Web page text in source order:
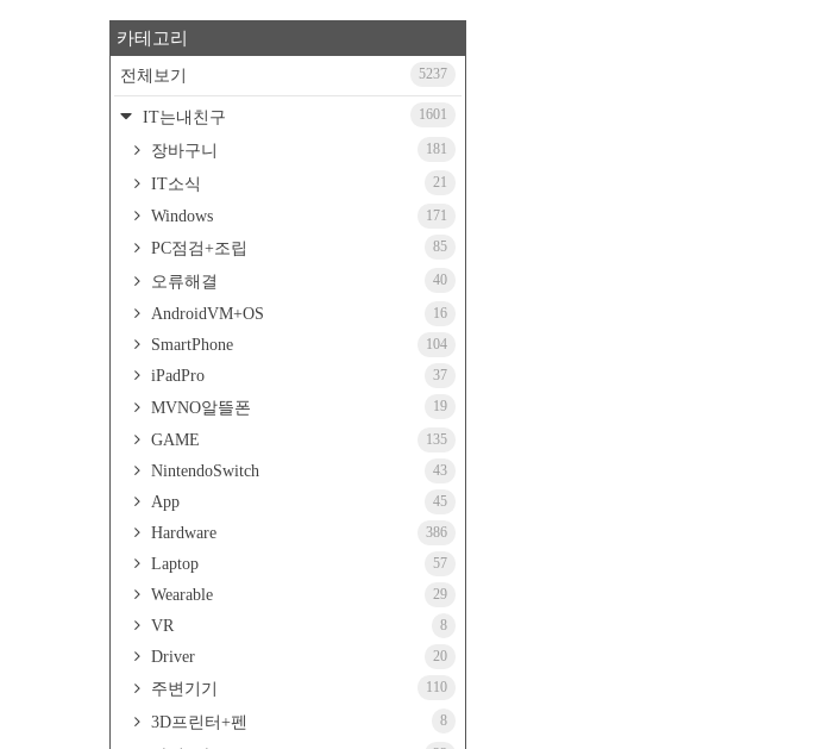
카테고리
전체보기 5237
IT는내친구 1601
장바구니 181
IT소식 21
Windows 171
PC점검+조립 85
오류해결 40
AndroidVM+OS 16
SmartPhone 104
iPadPro 37
MVNO알뜰폰 19
GAME 135
NintendoSwitch 43
App 45
Hardware 386
Laptop 57
Wearable 29
VR 8
Driver 20
주변기기 110
3D프린터+펜 8